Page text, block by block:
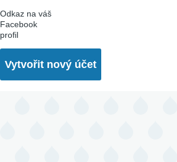
Odkaz na váš
Facebook
profil